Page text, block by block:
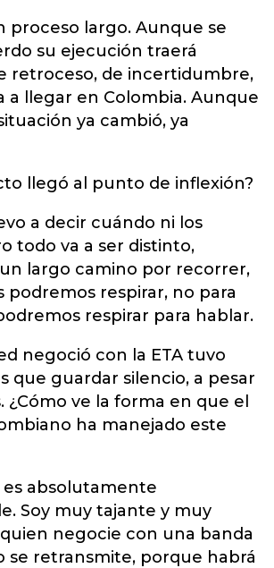
proceso largo. Aunque se
su ejecución traerá
retroceso, de incertidumbre,
a llegar en Colombia. Aunque
ya cambió, ya
llegó al punto de inflexión?
a decir cuándo ni los
todo va a ser distinto,
largo camino por recorrer,
podremos respirar, no para
respirar para hablar.
negoció con la ETA tuvo
que guardar silencio, a pesar
¿Cómo ve la forma en que el
ha manejado este
absolutamente
Soy muy tajante y muy
negocie con una banda
se retransmite, porque habrá